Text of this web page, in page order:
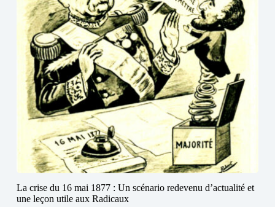
La crise du 16 mai 1877 : Un scénario redevenu d’actualité et
une leçon utile aux Radicaux